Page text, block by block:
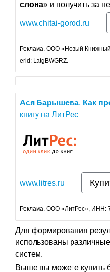
слона» и получить за
www.chitai-gorod.ru
Реклама. ООО «Новый
erid: LatgBWGRZ.
Ася Барышева, Как
книгу на ЛитРеc
www.litres.ru
Реклама. ООО «ЛитРес», ИНН:
Для формирования
использованы
систем.
Выше вы можете купить